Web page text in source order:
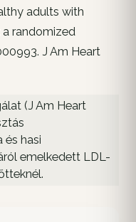
adults with
randomized
J Am Heart
(J Am Heart
és hasi
emelkedett LDL-